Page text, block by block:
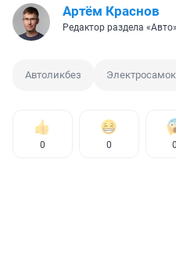
Артём Краснов
Редактор раздела «Авто»
Автоликбез
0 0 0